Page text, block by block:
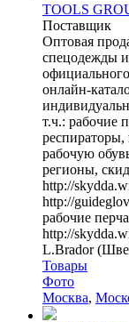
TOOLS
Поставщик
Оптовая
спецодежды
онлайн-
т.ч.: рабочие
рабочую
регионы,
http://
http://
рабочие
http://
L.Brador
Товары
Фото
Москва,